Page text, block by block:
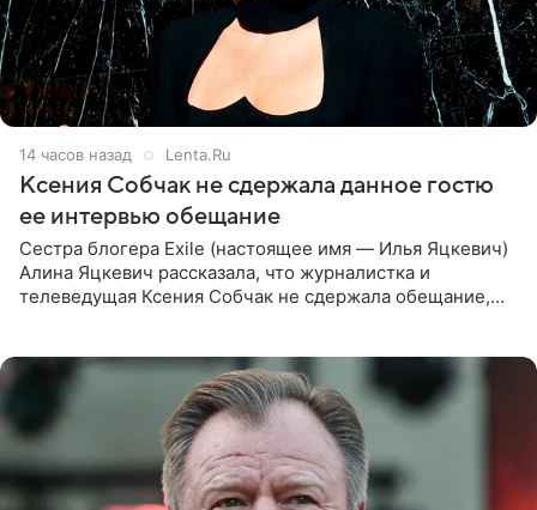
14 часов назад Lenta.Ru
Ксения Собчак не сдержала данное гостю
ее интервью обещание
Сестра блогера Exile (настоящее имя — Илья Яцкевич)
Алина Яцкевич рассказала, что журналистка и
телеведущая Ксения Собчак не сдержала обещание,